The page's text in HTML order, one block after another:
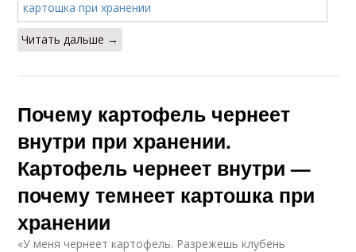
Читать дальше →
Почему картофель чернеет
внутри при хранении.
Картофель чернеет внутри —
почему темнеет картошка при
хранении
«У меня чернеет картофель. Разрежешь клубень